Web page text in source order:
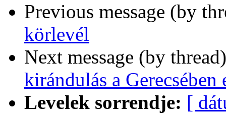
Previous message (by
körlevél
Next message (by
kirándulás a Gerecsében
Levelek sorrendje: [